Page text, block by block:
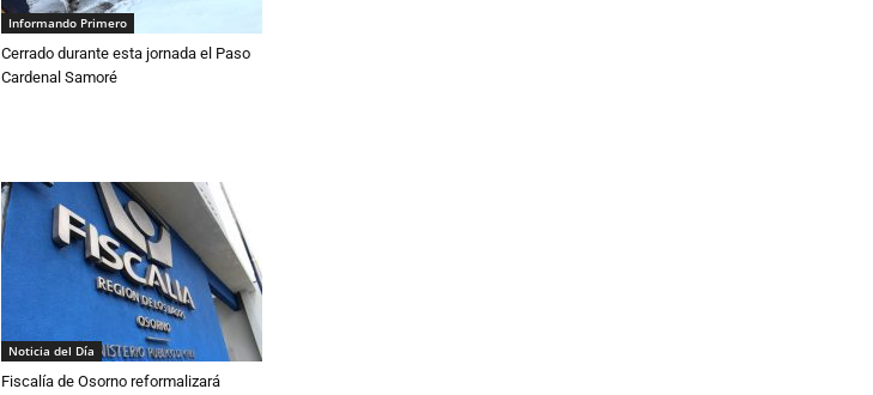
Informando Primero
Cerrado durante esta jornada el Paso
Cardenal Samoré
Noticia del Día
Fiscalía de Osorno reformalizará